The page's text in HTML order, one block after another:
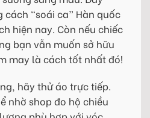
“soái ca” Hàn quốc
hiện nay. Còn nếu chiếc
bạn vẫn muốn sở hữu
may là cách tốt nhất đó!
hãy thử áo trực tiếp.
nhờ shop đo hộ chiều